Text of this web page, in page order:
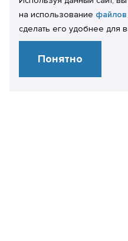
на использование
сделать его удобнее для
Понятно